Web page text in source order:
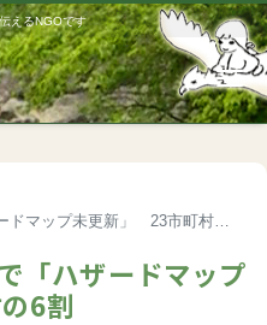
えるNGOです
マップ未更新」 23市町村の6割
「ハザードマップ
6割